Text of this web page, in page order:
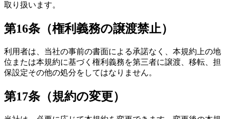
取り扱います。
第16条（権利義務の譲渡禁止）
利用者は、当社の事前の書面による承諾なく、本規約上の地
位または本規約に基づく権利義務を第三者に譲渡、移転、担
保設定その他の処分をしてはなりません。
第17条（規約の変更）